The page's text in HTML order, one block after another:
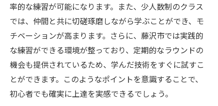
率的な練習が可能になります。また、少人数制のクラス
では、仲間と共に切磋琢磨しながら学ぶことができ、モ
チベーションが高まります。さらに、藤沢市では実践的
な練習ができる環境が整っており、定期的なラウンドの
機会も提供されているため、学んだ技術をすぐに試すこ
とができます。このようなポイントを意識することで、
初心者でも確実に上達を実感できるでしょう。